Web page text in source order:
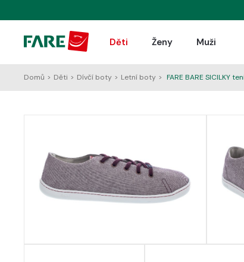
Děti Ženy Muži
Domů > Děti > Dívčí boty > Letní boty > FARE BARE SICILKY